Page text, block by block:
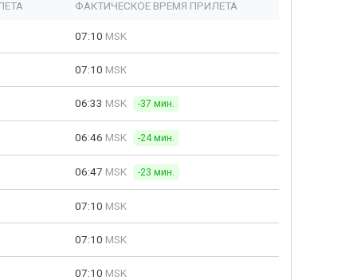
ФАКТИЧЕСКОЕ ВРЕМЯ ПРИЛЕТА
07:10 MSK
07:10 MSK
06:33 MSK -37 мин.
06:46 MSK -24 мин.
06:47 MSK -23 мин.
07:10 MSK
07:10 MSK
07:10 MSK